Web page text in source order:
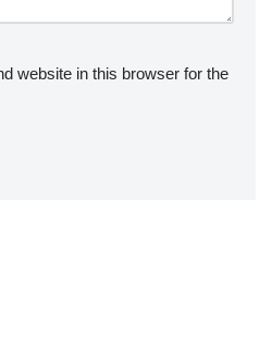
website in this browser for the